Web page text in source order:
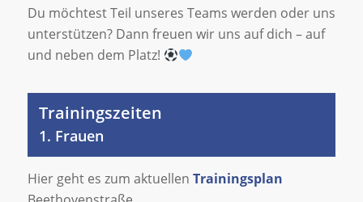
Du möchtest Teil unseres Teams werden oder uns
unterstützen? Dann freuen wir uns auf dich – auf
und neben dem Platz!
Trainingszeiten
1. Frauen
Hier geht es zum aktuellen Trainingsplan